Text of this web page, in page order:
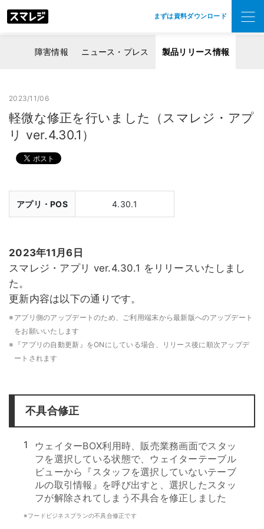
まずは資料ダウンロード
障害情報 ニュース・プレス 製品リリース情報
2023/11/06
軽微な修正を行いました（スマレジ・アプ
リ ver.4.30.1）
アプリ・POS 4.30.1
2023年11月6日
スマレジ・アプリ ver.4.30.1 をリリースいたしまし
た。
更新内容は以下の通りです。
※ アプリ側のアップデートのため、ご利用端末から最新版へのアップデート
をお願いいたします
※ 『アプリの自動更新』をONにしている場合、リリース後に順次アップデ
ートされます
不具合修正
1
ウェイターBOX利用時、販売業務画面でスタッ
フを選択している状態で、ウェイターテーブル
ビューから『スタッフを選択していないテーブ
ルの取引情報』を呼び出すと、選択したスタッ
フが解除されてしまう不具合を修正しました
※フードビジネスプランの不具合修正です